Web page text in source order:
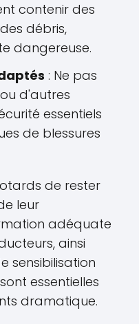
contenir des
débris,
dangereuse.
: Ne pas
d'autres
essentiels
de blessures
de rester
leur
adéquate
ainsi
sensibilisation
essentielles
dramatique.